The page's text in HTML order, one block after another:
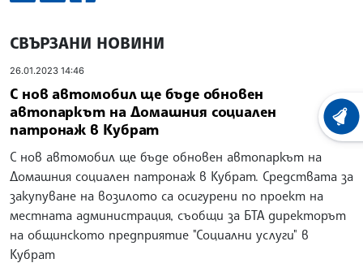
СВЪРЗАНИ НОВИНИ
26.01.2023 14:46
С нов автомобил ще бъде обновен
автопаркът на Домашния социален
патронаж в Кубрат
С нов автомобил ще бъде обновен автопаркът на
Домашния социален патронаж в Кубрат. Средствата за
закупуване на возилото са осигурени по проект на
местната администрация, съобщи за БТА директорът
на общинското предприятие "Социални услуги" в
Кубрат